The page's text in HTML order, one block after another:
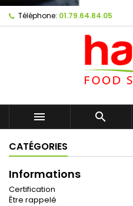
Téléphone: 01.79.64.84.05
 
CATÉGORIES
Informations
Certification
Être rappelé